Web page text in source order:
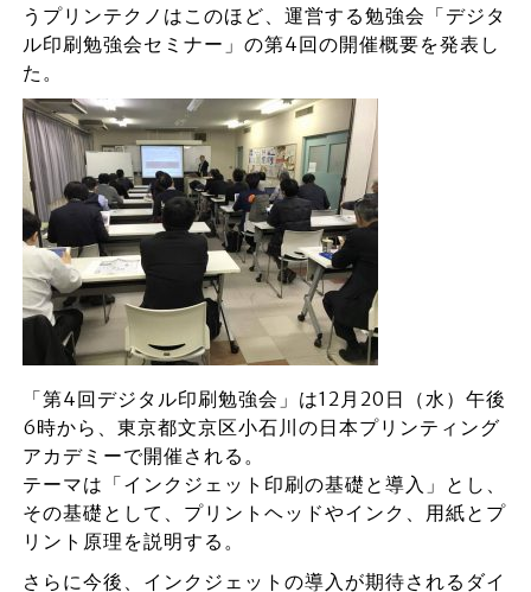
うプリンテクノはこのほど、運営する勉強会「デジタ
ル印刷勉強会セミナー」の第4回の開催概要を発表し
た。
「第4回デジタル印刷勉強会」は12月20日（水）午後
6時から、東京都文京区小石川の日本プリンティング
アカデミーで開催される。
テーマは「インクジェット印刷の基礎と導入」とし、
その基礎として、プリントヘッドやインク、用紙とプ
リント原理を説明する。
さらに今後、インクジェットの導入が期待されるダイ